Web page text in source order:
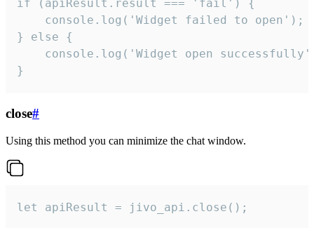
if (apiResult.result === 'fail') {
    console.log('Widget failed to open');
} else {
console.log('Widget open
}
close#
Using this method you can minimize the chat window.
let apiResult = jivo_api.close();